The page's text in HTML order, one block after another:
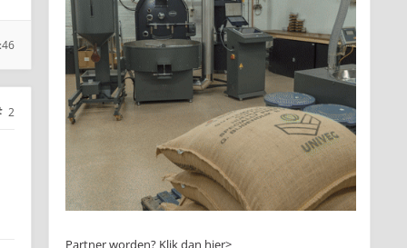
2
Partner worden? Klik dan hier>